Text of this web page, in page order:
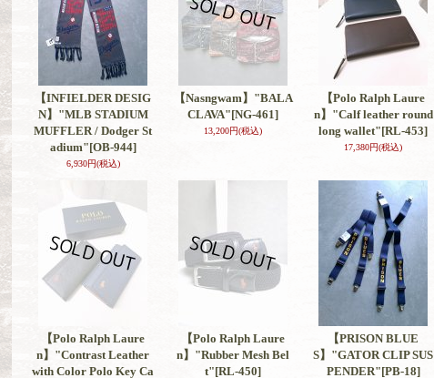
【INFIELDER DESIG
N】"MLB STADIUM
MUFFLER / Dodger St
adium"[OB-944]
6,930円(税込)
【Nasngwam】"BALA
CLAVA"[NG-461]
13,200円(税込)
【Polo Ralph Laure
n】"Calf leather round
long wallet"[RL-453]
17,380円(税込)
【Polo Ralph Laure
n】"Contrast Leather
with Color Polo Key Ca
【Polo Ralph Laure
n】"Rubber Mesh Bel
t"[RL-450]
【PRISON BLUE
S】"GATOR CLIP SUS
PENDER"[PB-18]